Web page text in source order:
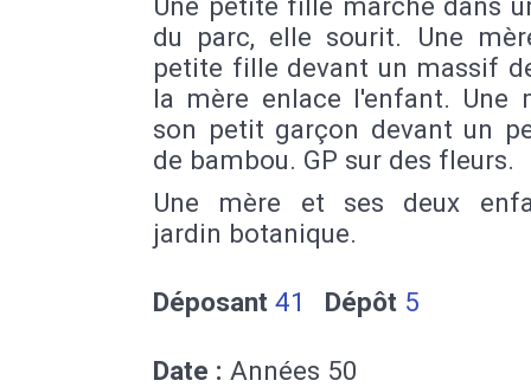
du parc, elle sourit. Une
petite fille devant un massif
la mère enlace l'enfant. Une
son petit garçon devant un
de bambou. GP sur des fleurs.
Une mère et ses deux
jardin botanique.
Déposant 41 Dépôt 5
Date : Années 50